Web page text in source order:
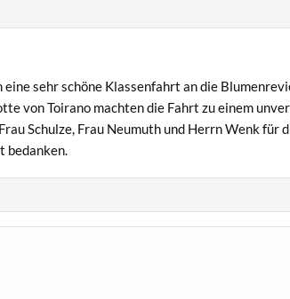
sehr schöne Klassenfahrt an die
von Toirano machten die Fahrt zu einem
Schulze, Frau Neumuth und Herrn Wenk
bedanken.